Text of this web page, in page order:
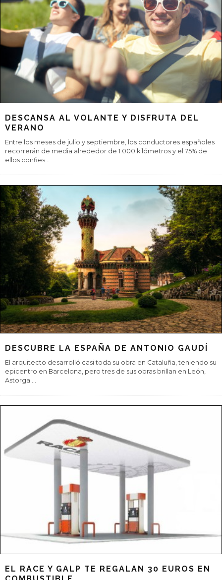
DISFRUTAR DE LOS RELOJES, CUESTIÓN DE
TIEMPO
Los relojes hace tiempo que dejaron de ser meros instrumentos
para medir el tiempo para convertirse en objetos de deseo y en
verano es un bu...
DESCANSA AL VOLANTE Y DISFRUTA DEL
VERANO
Entre los meses de julio y septiembre, los conductores españoles
recorrerán de media alrededor de 1.000 kilómetros y el 75% de
ellos confies...
DESCUBRE LA ESPAÑA DE ANTONIO GAUDÍ
El arquitecto desarrolló casi toda su obra en Cataluña, teniendo su
epicentro en Barcelona, pero tres de sus obras brillan en León,
Astorga
...